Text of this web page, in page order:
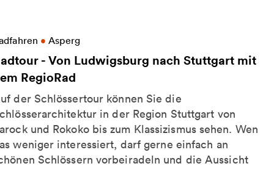
• Asperg
- Von Ludwigsburg nach Stuttgart mit
RegioRad
der Schlössertour können Sie die
in der Region Stuttgart von
und Rokoko bis zum Klassizismus sehen. Wen
weniger interessiert, darf gerne einfach an
Schlössern vorbeiradeln und die Aussicht
Informationen zu Radtour - Von